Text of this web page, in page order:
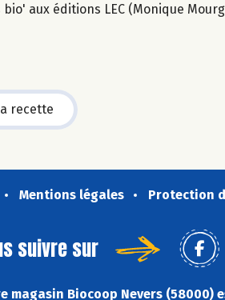
aux éditions LEC (Monique
recette
Mentions légales Protection
suivre sur
magasin Biocoop Nevers (58000)